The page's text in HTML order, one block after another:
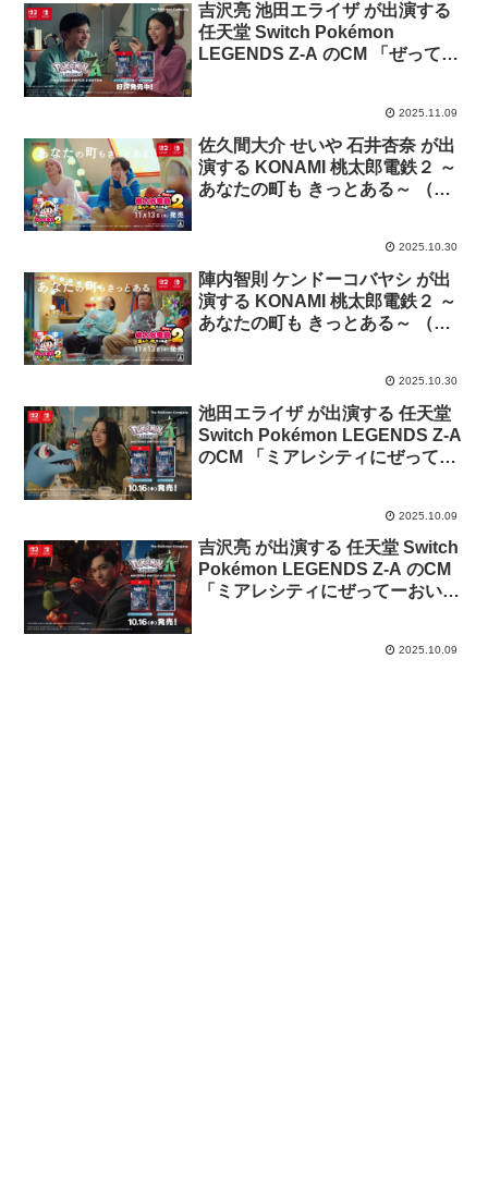
吉沢亮 池田エライザ が出演する
任天堂 Switch Pokémon
LEGENDS Z-A のCM 「ぜってー
2025.11.09
佐久間大介 せいや 石井杏奈 が出
演する KONAMI 桃太郎電鉄２ ～
あなたの町も きっとある～ （桃
篇「サミット会議すな！」篇2025.10.30
陣内智則 ケンドーコバヤシ が出
演する KONAMI 桃太郎電鉄２ ～
あなたの町も きっとある～ （桃
2025.10.30
池田エライザ が出演する 任天堂
Switch Pokémon LEGENDS Z-A
のCM 「ミアレシティにぜってー
2025.10.09
吉沢亮 が出演する 任天堂 Switch
Pokémon LEGENDS Z-A のCM
「ミアレシティにぜってーおいで
2025.10.09